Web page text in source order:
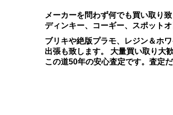
メーカーを問わず何でも買い取り
ディンキー、コーギー、スポット
ブリキや絶版プラモ、レジン＆ホ
出張も致します。 大量買い取り大
この道50年の安心査定です。査定